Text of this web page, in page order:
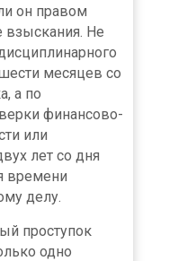
он правом
взыскания. Не
месяцев со
а по
финансово-
или
лет со дня
времени
делу.
проступок
одно